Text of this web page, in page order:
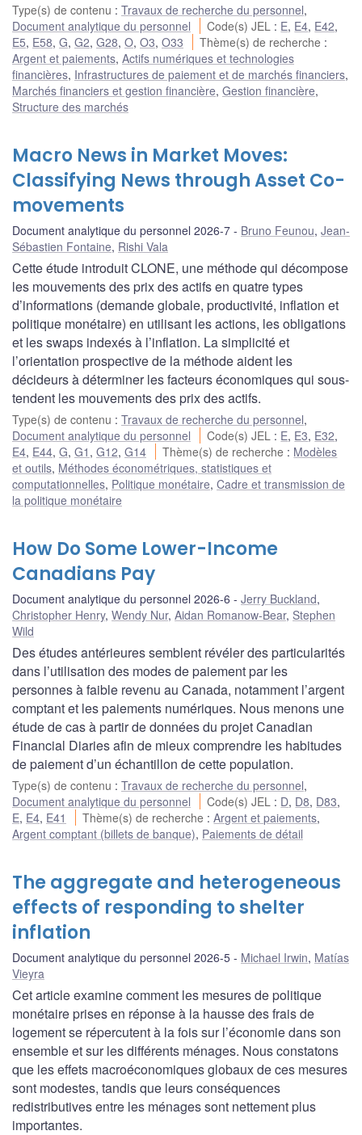
Type(s) de contenu : Travaux de recherche du personnel,
Document analytique du personnel
Code(s) JEL : E, E4, E42,
E5, E58, G, G2, G28, O, O3, O33 Thème(s) de recherche :
Argent et paiements, Actifs numériques et technologies
financières, Infrastructures de paiement et de marchés financiers,
Marchés financiers et gestion financière, Gestion financière,
Structure des marchés
Macro News in Market Moves:
Classifying News through Asset Co-
movements
Document analytique du personnel 2026-7 Bruno Feunou, Jean-
Sébastien Fontaine, Rishi Vala
Cette étude introduit CLONE, une méthode qui décompose
les mouvements des prix des actifs en quatre types
d’informations (demande globale, productivité, inflation et
politique monétaire) en utilisant les actions, les obligations
et les swaps indexés à l’inflation. La simplicité et
l’orientation prospective de la méthode aident les
décideurs à déterminer les facteurs économiques qui sous-
tendent les mouvements des prix des actifs.
Type(s) de contenu : Travaux de recherche du personnel,
Document analytique du personnel
Code(s) JEL : E, E3, E32,
E4, E44, G, G1 , G12, G14 Thème(s) de recherche : Modèles
et outils, Méthodes économétriques, statistiques et
computationnelles, Politique monétaire, Cadre et transmission de
la politique monétaire
How Do Some Lower-Income
Canadians Pay
Document analytique du personnel 2026-6 Jerry Buckland,
Christopher Henry, Wendy Nur, Aidan Romanow-Bear, Stephen
Wild
Des études antérieures semblent révéler des particularités
dans l’utilisation des modes de paiement par les
personnes à faible revenu au Canada, notamment l’argent
comptant et les paiements numériques. Nous menons une
étude de cas à partir de données du projet Canadian
Financial Diaries afin de mieux comprendre les habitudes
de paiement d’un échantillon de cette population.
Type(s) de contenu : Travaux de recherche du personnel,
Document analytique du personnel
Code(s) JEL : D, D8, D83,
E, E4, E41 Thème(s) de recherche :Argent et paiements,
Argent comptant (billets de banque), Paiements de détail
The aggregate and heterogeneous
effects of responding to shelter
inflation
Document analytique du personnel 2026-5 Michael Irwin, Matías
Vieyra
Cet article examine comment les mesures de politique
monétaire prises en réponse à la hausse des frais de
logement se répercutent à la fois sur l’économie dans son
ensemble et sur les différents ménages. Nous constatons
que les effets macroéconomiques globaux de ces mesures
sont modestes, tandis que leurs conséquences
redistributives entre les ménages sont nettement plus
importantes.